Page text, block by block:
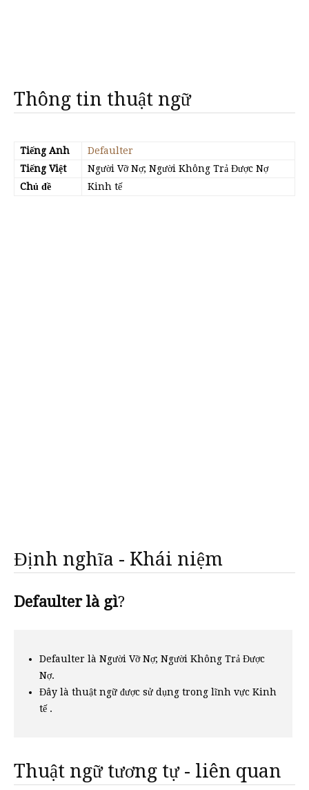
Thông tin thuật ngữ
Tiếng Anh
Defaulter
Tiếng Việt
Người Vỡ Nợ; Người Không Trả Được Nợ
Chủ đề
Kinh tế
Định nghĩa - Khái niệm
Defaulter là gì?
Defaulter là Người Vỡ Nợ; Người Không Trả Được
Nợ.
Đây là thuật ngữ được sử dụng trong lĩnh vực Kinh
tế .
Thuật ngữ tương tự - liên quan